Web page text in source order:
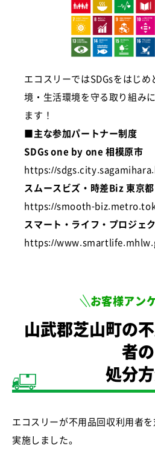
エコスリーではSDGsをはじ
境・生活環境を守る取り組み
ます！
■主な参加パートナー制度
SDGs one by one 相模原市
https://
スムースビズ・時差Biz 東京都
https://smooth-
スマート・ライフ・プロジェ
https://
お客様アン
山武郡芝山町の
者の
処分
エコスリーが不用品回収利用者
実施しました。